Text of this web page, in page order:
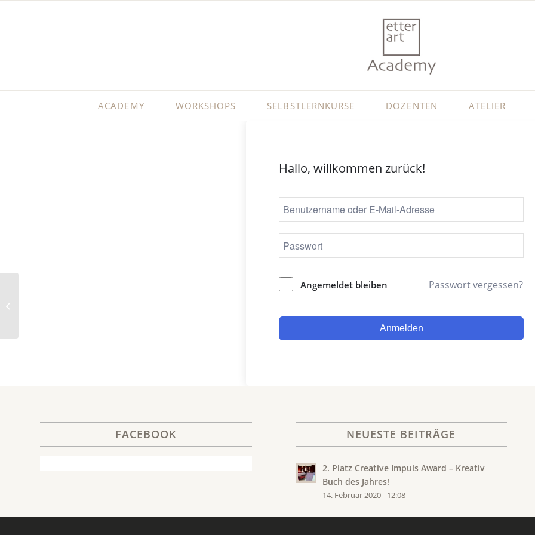
ACADEMY WORKSHOPS SELBSTLERNKURSE DOZENTEN ATELIER
Hallo, willkommen zurück!
Angemeldet bleiben Passwort vergessen?
Anmelden
FACEBOOK NEUESTE BEITRÄGE
2. Platz Creative Impuls Award – Kreativ
Buch des Jahres!
14. Februar 2020 - 12:08